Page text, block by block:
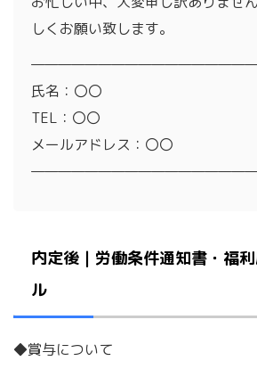
しくお願い致します。
氏名：〇〇
TEL：〇〇
メールアドレス：〇〇
内定後｜労働条件通知書・福
ル
◆賞与について